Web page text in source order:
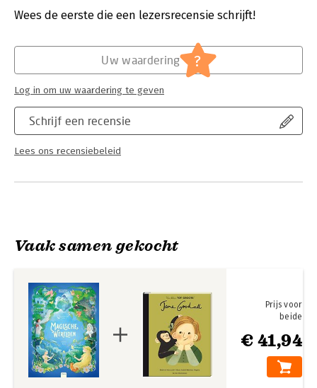
Voor avontuurlijke ontdekkingsreizigers vanaf 12 jaar.
Verschijningsdatum:
16-9-2025
Encyclopedie van het wonderbaarlijke
Wees de eerste die een lezersrecensie schrijft!
Schrijf een recensie
Lees ons recensiebeleid
Uw waardering ?
Log in om uw waardering te geven
Vaak samen gekocht
€ 41,94
Prijs voor
beide